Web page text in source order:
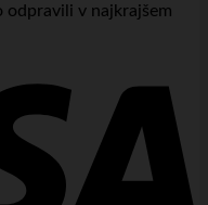
odpravili v najkrajšem